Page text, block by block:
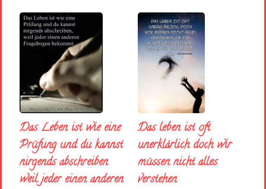
Das Leben ist wie eine
Prüfung und du kannst
nirgends abschreiben
weil jeder einen anderen
Das leben ist oft
unerklärlich doch wir
müssen nicht alles
verstehen